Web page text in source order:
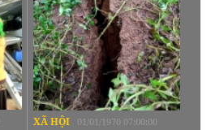
XÃ HỘI 01/01/1970 07:00:00